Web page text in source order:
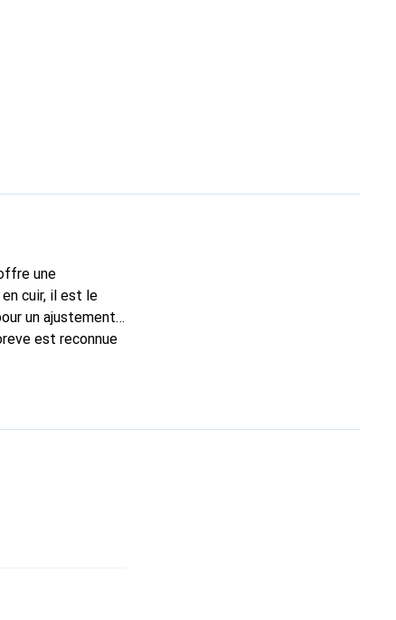
une
cuir, il est le
un ajustement
est reconnue